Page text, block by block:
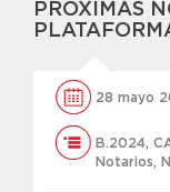
PRÓXIMAS
28 mayo
B.2024,
Notarios,